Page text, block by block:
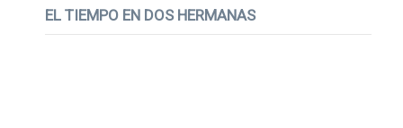
EL TIEMPO EN DOS HERMANAS